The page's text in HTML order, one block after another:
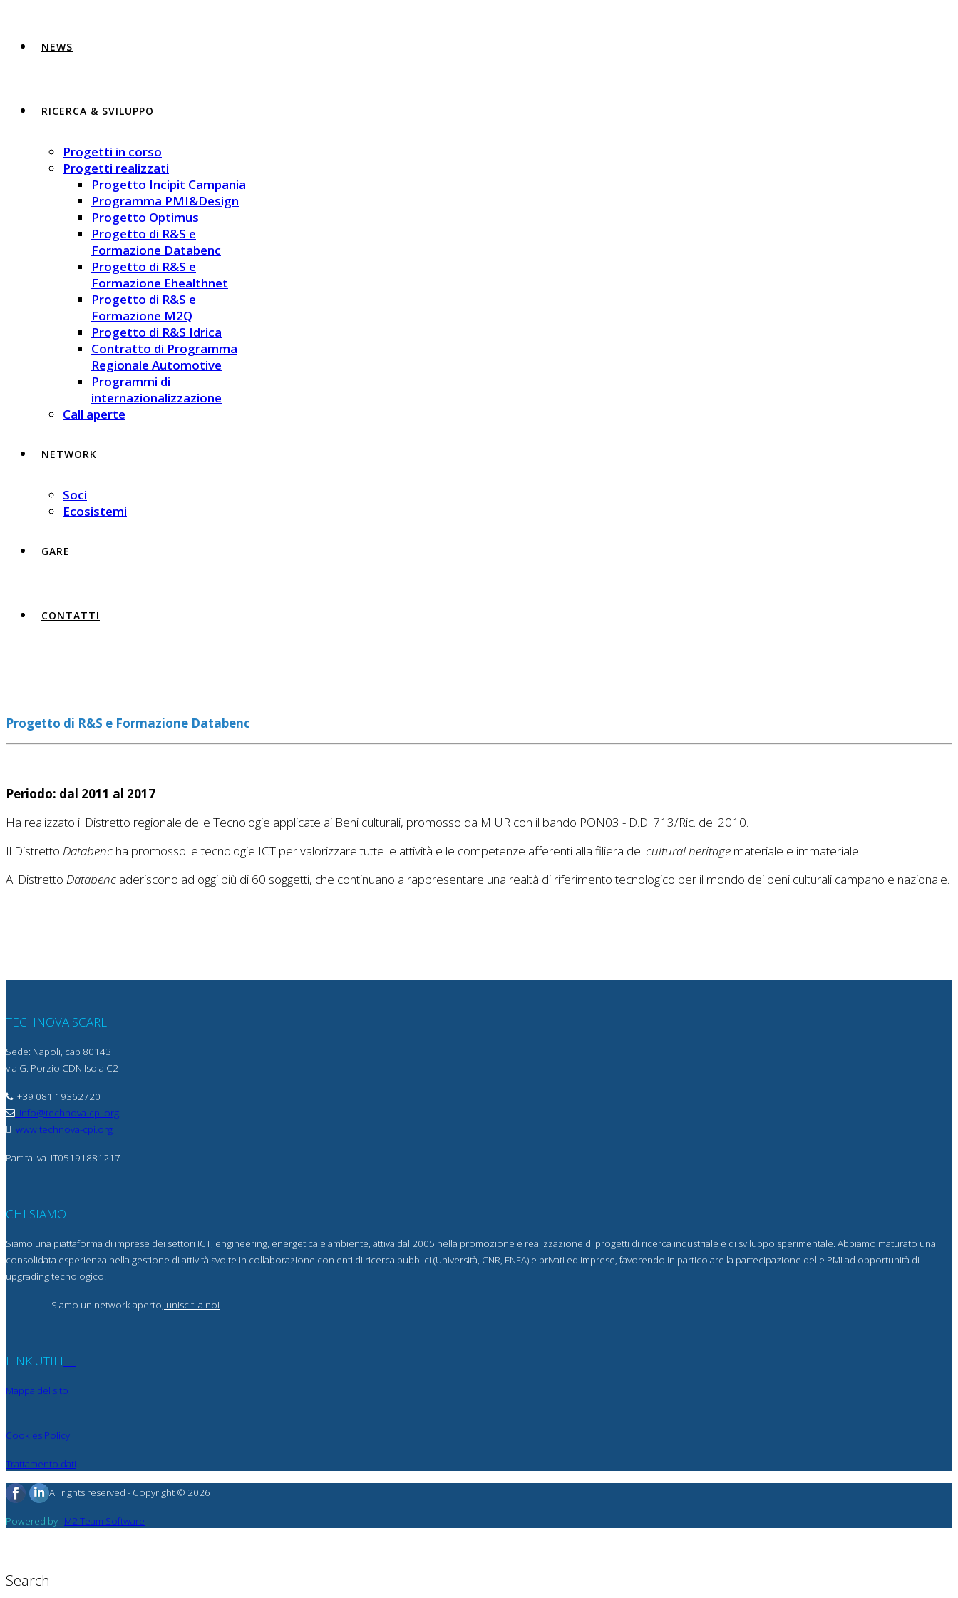
NEWS
RICERCA & SVILUPPO
Progetti in corso
Progetti realizzati
Progetto Incipit Campania
Programma PMI&Design
Progetto Optimus
Progetto di R&S e
Formazione Databenc
Progetto di R&S e
Formazione Ehealthnet
Progetto di R&S e
Formazione M2Q
Progetto di R&S Idrica
Contratto di Programma
Regionale Automotive
Programmi di
internazionalizzazione
Call aperte
NETWORK
Soci
Ecosistemi
GARE
CONTATTI
Progetto di R&S e Formazione Databenc
Periodo: dal 2011 al 2017
Ha realizzato il Distretto regionale delle Tecnologie applicate ai Beni culturali, promosso da MIUR con il bando PON03 - D.D. 713/Ric. del 2010.
Il Distretto Databenc ha promosso le tecnologie ICT per valorizzare tutte le attività e le competenze afferenti alla filiera del cultural heritage materiale e immateriale.
Al Distretto Databenc aderiscono ad oggi più di 60 soggetti, che continuano a rappresentare una realtà di riferimento tecnologico per il mondo dei beni culturali campano e nazionale.
TECHNOVA SCARL
Sede: Napoli, cap 80143
via G. Porzio CDN Isola C2
+39 081 19362720
info@technova-cpi.org
www.technova-cpi.org
Partita Iva IT05191881217
CHI SIAMO
Siamo una piattaforma di imprese dei settori ICT, engineering, energetica e ambiente, attiva dal 2005 nella promozione e realizzazione di progetti di ricerca industriale e di sviluppo sperimentale. Abbiamo maturato una
consolidata esperienza nella gestione di attività svolte in collaborazione con enti di ricerca pubblici (Università, CNR, ENEA) e privati ed imprese, favorendo in particolare la partecipazione delle PMI ad opportunità di
upgrading tecnologico.
Siamo un network aperto, unisciti a noi
LINK UTILI
Mappa del sito
Cookies Policy
Trattamento dati
All rights reserved - Copyright © 2026
Powered by M2 Team Software
Search